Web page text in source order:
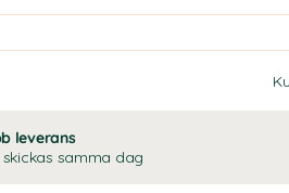
leverans
skickas samma dag